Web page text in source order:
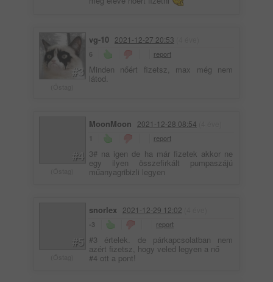
#3
vg-10 2021-12-27 20:53
6 report
Minden nőért fizetsz, max még nem
látod.
#4
MoonMoon 2021-12-28 08:54
1 report
3# na igen de ha már fizetek akkor ne
egy ilyen összefirkált pumpaszájú
műanyagribizli legyen
#5
snorlex 2021-12-29 12:02
-3 report
#3 értelek. de párkapcsolatban nem
azért fizetsz, hogy veled legyen a nő
#4 ott a pont!